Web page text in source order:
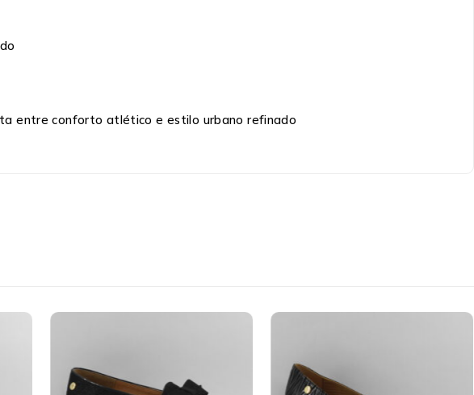
entre conforto atlético e estilo urbano refinado